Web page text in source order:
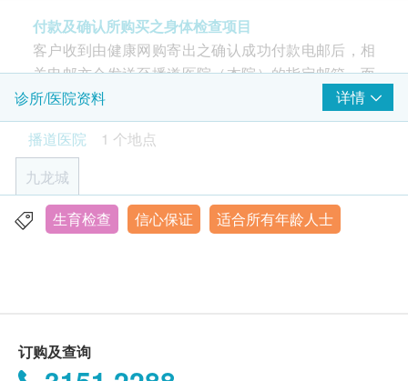
白血球
紅血球平均體積
血红蛋白
血小板
红血球计数
红血球压积量
血型及Rh因子
泌尿情况
小便酸碱度
糖化血色素
HK$250.0
高靈敏度心肌鈣蛋白
HK$470.0
维化命D, 总计
HK$
癌症指标组合(女性)
包括：癌抗原125 (卵巢)、癌抗原15.3(乳房)、癌胚抗原、癌
付款及确认所购买之身体检查项目
客户收到由健康网购寄出之确认成功付款电邮后，相
关电邮亦会发送至播道医院（本院）的指定邮箱，而
客户所购买的检查或医疗服务亦已经成功预约。除非
播道医院有额外资讯需要通知客人，否则客户只须于
所预订的指定检查日期和时间，亲临本院进行检查或
接受服务便可。
年龄
身体检查计划只适用于18岁或以上之人士(注：个别计
客户必须于有效期内接受有关检查，并须于有效期完
诊所/医院资料
详情
播道医院
1 个地点
九龙城
香港九龙亚皆老街222号
生育检查 信心保证 适合所有年龄人士
订购及查询